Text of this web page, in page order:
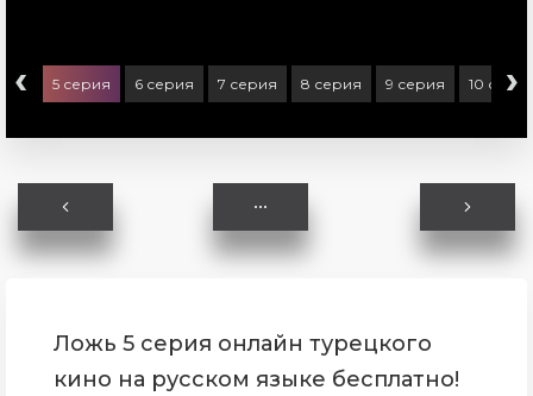
‹ 5 серия 6 серия 7 серия 8 серия 9 серия 10 ›
Ложь 5 серия онлайн турецкого
кино на русском языке бесплатно!